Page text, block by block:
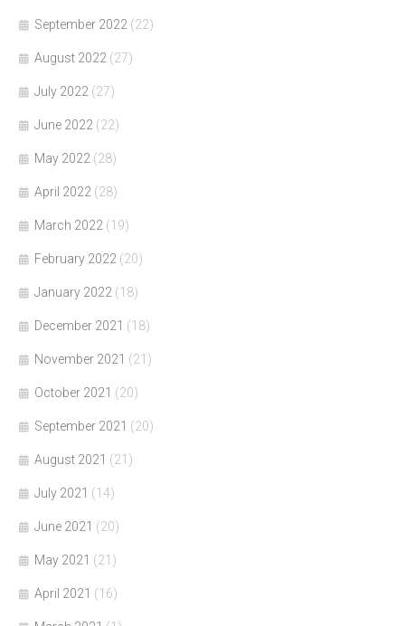
September 2022 (22)
August 2022 (27)
July 2022 (27)
June 2022 (22)
May 2022 (28)
April 2022 (28)
March 2022 (19)
February 2022 (20)
January 2022 (18)
December 2021 (18)
November 2021 (21)
October 2021 (20)
September 2021 (20)
August 2021 (21)
July 2021 (14)
June 2021 (20)
May 2021 (21)
April 2021 (16)